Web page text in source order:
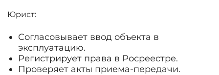
Юрист:
Согласовывает ввод объекта в
эксплуатацию.
Регистрирует права в Росреестре.
Проверяет акты приема-передачи.